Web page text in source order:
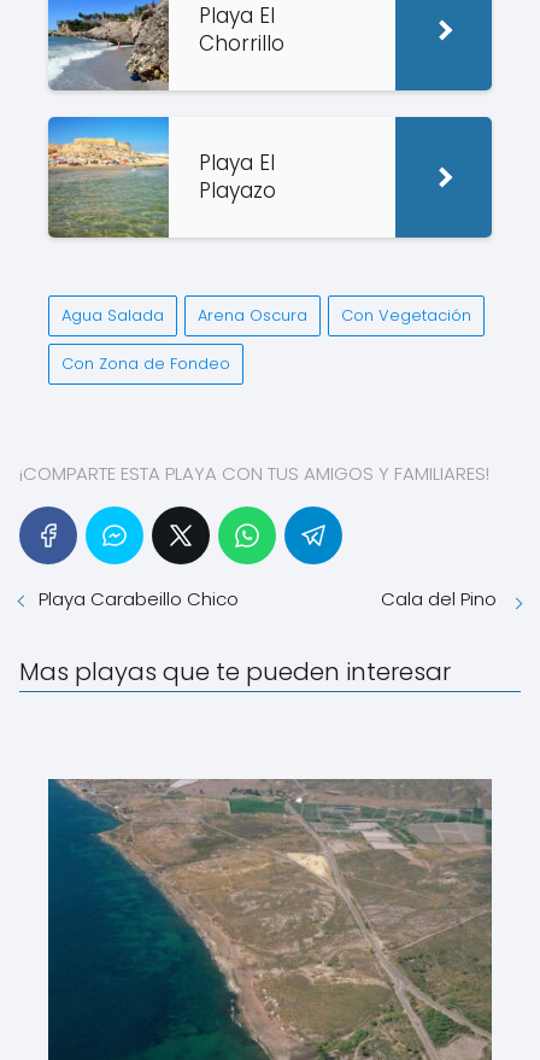
Playa El
Chorrillo
Playa El
Playazo
Agua Salada Arena Oscura Con Vegetación
Con Zona de Fondeo
¡COMPARTE ESTA PLAYA CON TUS AMIGOS Y FAMILIARES!
Playa Carabeillo Chico Cala del Pino
Mas playas que te pueden interesar